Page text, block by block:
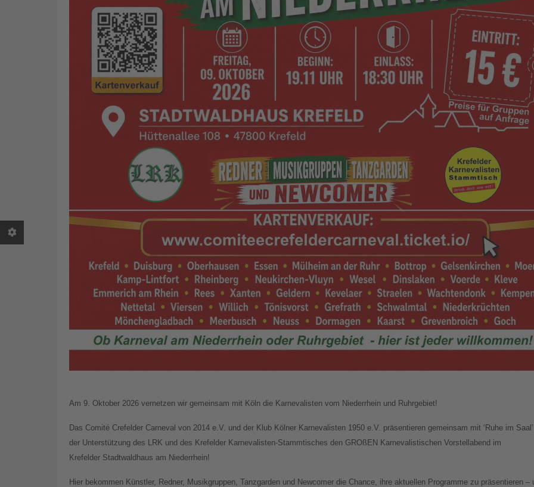
Am 9. Oktober 2026 vernetzen wir gemeinsam mit Köln die Karnevalisten vom Niederrhein und Ruhrgebiet!
Das Comité Crefelder Carneval von 2014 e.V. und der Klub Kölner Karnevalisten 1950 e.V. präsentieren gemeinsam mit ‘Ruhe im Saal’
der Unterstützung des LRK und des Krefelder Karnevalisten-Stammtisches den GROßEN Karnevalistischen Vorstellabend im
Krefelder Stadtwaldhaus am Niederrhein!
Hier bekommen Künstler, Redner, Musikgruppen, Tanzgarden und Newcomer die Chance, ihre aktuellen Programme zu präsentieren –